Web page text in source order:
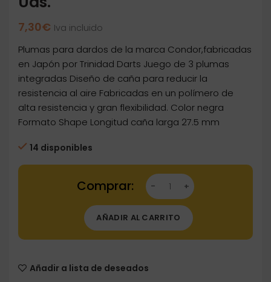
7,30€ Iva incluido
Plumas para dardos de la marca Condor,fabricadas
en Japón por Trinidad Darts Juego de 3 plumas
integradas Diseño de caña para reducir la
resistencia al aire Fabricadas en un polímero de
alta resistencia y gran flexibilidad. Color negra
Formato Shape Longitud caña larga 27.5 mm
14 disponibles
Dartstore Plumas Condor Negra Shape
AÑADIR AL CARRITO
Añadir a lista de deseados